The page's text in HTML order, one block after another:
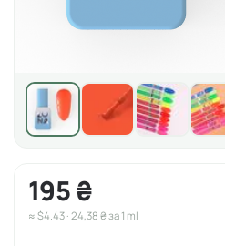
195 ₴
≈ $4.43 · 24,38 ₴ за 1 ml